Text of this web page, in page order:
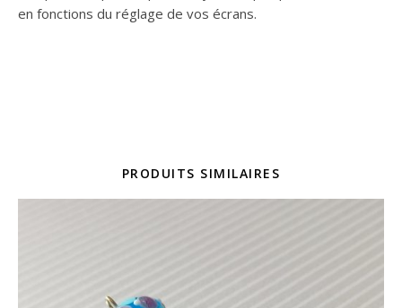
en fonctions du réglage de vos écrans.
PRODUITS SIMILAIRES